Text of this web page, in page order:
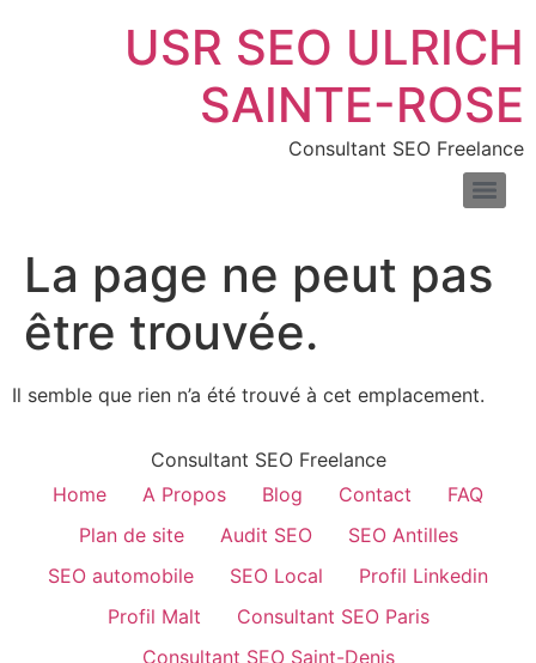
USR SEO ULRICH
SAINTE-ROSE
Consultant SEO Freelance
La page ne peut pas
être trouvée.
Il semble que rien n’a été trouvé à cet emplacement.
Consultant SEO Freelance
Home
A Propos Blog Contact
FAQ
Plan de site
Audit SEO
SEO Antilles
SEO automobile
SEO Local
Profil Linkedin
Profil Malt
Consultant SEO Paris
Consultant SEO Saint-Denis